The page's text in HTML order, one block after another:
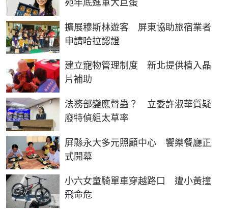
苑年底進軍大巨蛋
擴展穆斯林遊客 屏東協助旅宿業者
申請哈拉認證
建立寵物管理制度 新北提供植入晶
片補助
法務部變應聲蟲？ 立委許淑華質疑
廢特偵組太草率
屏縣永大多元照顧中心 饗樂餐廳正
式開幕
小六女童騎單車穿越路口 遭小黃撞
飛命危